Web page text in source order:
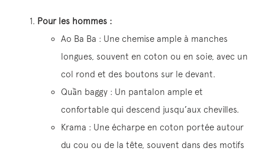
Pour les hommes :
Ao Ba Ba : Une chemise ample à manches
longues, souvent en coton ou en soie, avec un
col rond et des boutons sur le devant.
Quần baggy : Un pantalon ample et
confortable qui descend jusqu’aux chevilles.
Krama : Une écharpe en coton portée autour
du cou ou de la tête, souvent dans des motifs